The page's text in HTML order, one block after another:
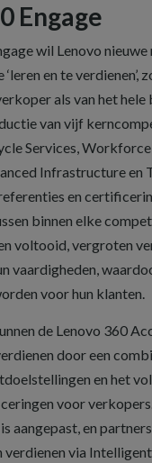
Engage
wil Lenovo nieuwe
en te verdienen’,
als van het
van vijf
Services,
Infrastructure en
en
binnen elke
voltooid, vergroten
vaardigheden,
voor hun klanten.
de Lenovo 360
door een
en het
voor
aangepast, en
verdienen via